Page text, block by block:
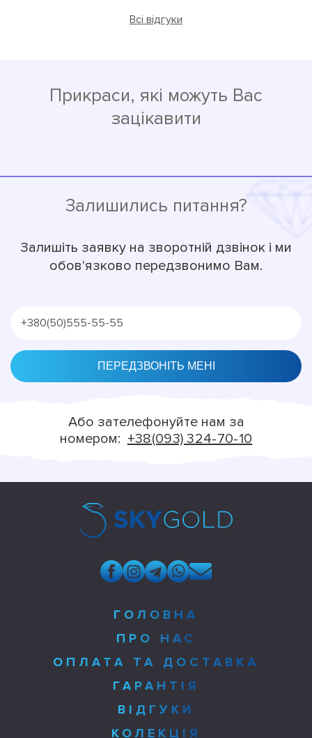
Всі відгуки
Прикраси, які можуть Вас
зацікавити
Залишились питання?
Залишіть заявку на зворотній дзвінок і ми
обов'язково передзвонимо Вам.
Alternative:Або зателефонуйте нам за
номером: +38(093) 324-70-10
ГОЛОВНА
ПРО НАС
ОПЛАТА ТА ДОСТАВКА
ГАРАНТІЯ
ВІДГУКИ
КОЛЕКЦІЯ